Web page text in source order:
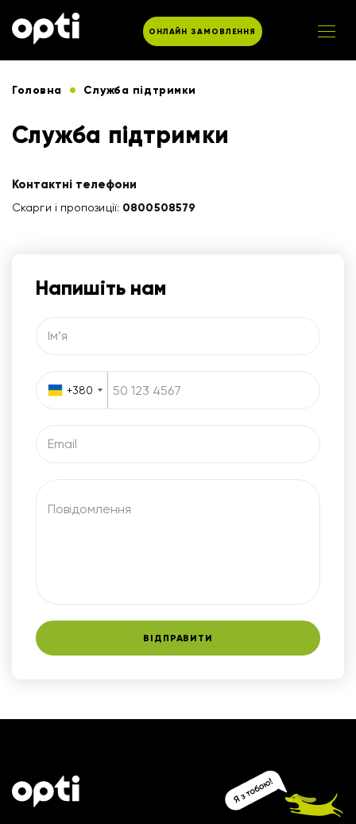
ОНЛАЙН ЗАМОВЛЕННЯ
Головна Служба підтримки
Служба підтримки
Контактні телефони
Скарги і пропозиції: 0800508579
Напишіть нам
Iм’я
+380
Email
Повідомлення
ВІДПРАВИТИ